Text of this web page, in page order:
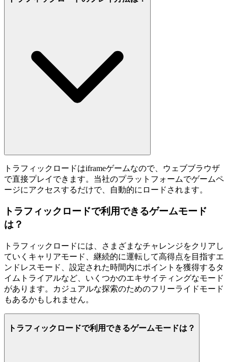
トラフィックロードはiframeゲームなので、ウェブブラウザ
で直接プレイできます。当社のプラットフォームでゲームペ
ージにアクセスするだけで、自動的にロードされます。
トラフィックロードで利用できるゲームモード
は？
トラフィックロードには、さまざまなチャレンジをクリアし
ていくキャリアモード、継続的に運転して高得点を目指すエ
ンドレスモード、設定された時間内にポイントを獲得するタ
イムトライアルなど、いくつかのエキサイティングなモード
があります。カジュアルな探索のためのフリーライドモード
もあるかもしれません。
トラフィックロードで利用できるゲームモードは？